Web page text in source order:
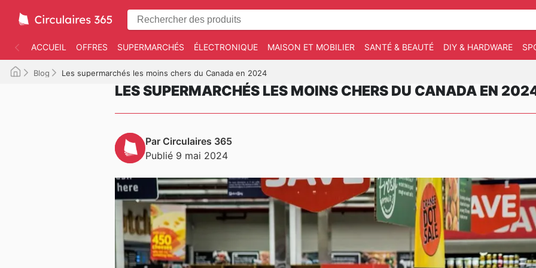
ACCUEIL OFFRES SUPERMARCHÉS ÉLECTRONIQUE MAISON ET MOBILIER SANTÉ & BEAUTÉ DIY & HARDWARE
Blog Les supermarchés les moins chers du Canada en 2024
LES SUPERMARCHÉS LES MOINS CHERS DU CANADA EN
Par Circulaires 365
Publié 9 mai 2024